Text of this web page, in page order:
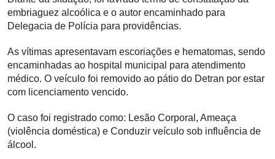
embriaguez alcoólica e o autor encaminhado para
Delegacia de Polícia para providências.
As vítimas apresentavam escoriações e hematomas, sendo
encaminhadas ao hospital municipal para atendimento
médico. O veículo foi removido ao pátio do Detran por estar
com licenciamento vencido.
O caso foi registrado como: Lesão Corporal, Ameaça
(violência doméstica) e Conduzir veículo sob influência de
álcool.